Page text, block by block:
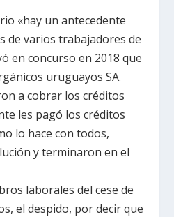
«hay un antecedente
de varios trabajadores de
en concurso en 2018 que
uruguayos SA.
a cobrar los créditos
les pagó los créditos
lo hace con todos,
y terminaron en el
laborales del cese de
el despido, por decir que